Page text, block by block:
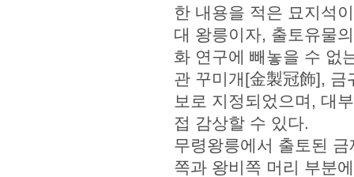
한 내용을 적은 묘지석
대 왕릉이자, 출토유물
화 연구에 빼놓을 수 없
관 꾸미개[金製冠飾],
보로 지정되었으며, 대
접 감상할 수 있다.
무령왕릉에서 출토된
쪽과 왕비쪽 머리 부분